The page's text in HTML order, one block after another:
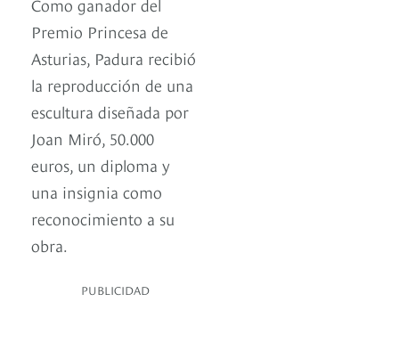
Premio Princesa de
Asturias, Padura recibió
la reproducción de una
escultura diseñada por
Joan Miró, 50.000
euros, un diploma y
una insignia como
reconocimiento a su
obra.
PUBLICIDAD